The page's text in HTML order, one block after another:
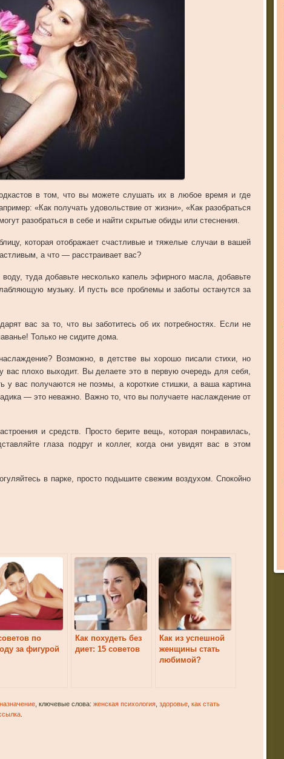
в том, что вы можете слушать их в любое время и где
«Как получать удовольствие от жизни», «Как разобраться
разобраться в себе и найти скрытые обиды или стеснения.
которая отображает счастливые и тяжелые случаи в вашей
а что — расстраивает вас?
туда добавьте несколько капель эфирного масла, добавьте
музыку. И пусть все проблемы и заботы останутся за
вас за то, что вы заботитесь об их потребностях. Если не
Только не сидите дома.
Возможно, в детстве вы хорошо писали стихи, но
вас плохо выходит. Вы делаете это в первую очередь для себя,
у вас получаются не поэмы, а короткие стишки, а ваша картина
— это неважно. Важно то, что вы получаете наслаждение от
и средств. Просто берите вещь, которая понравилась,
глаза подруг и коллег, когда они увидят вас в этом
в парке, просто подышите свежим воздухом. Спокойно
по
за фигурой
Как похудеть без
диет: 15 советов
Как из успешной
женщины стать
любимой?
, ключевые слова: женская психология, здоровье, как стать
.